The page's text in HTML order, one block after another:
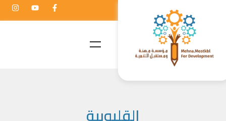
القليوبية